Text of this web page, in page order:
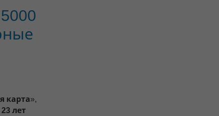
карта»,
лет